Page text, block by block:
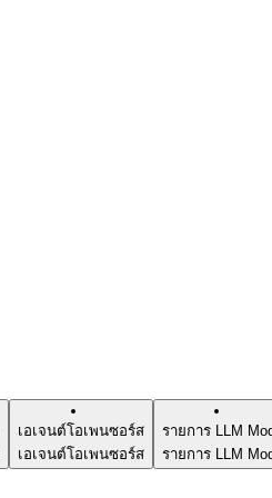
เอเจนต์โอเพนซอร์ส
เอเจนต์โอเพนซอร์ส
รายการ LLM
รายการ LLM